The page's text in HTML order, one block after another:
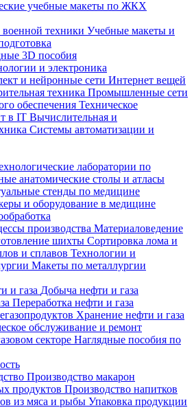
учебные макеты по ЖКХ
техники Учебные макеты и
3D пособия
и электроника
и нейронные сети Интернет вещей
техника Промышленные сети
обеспечения Техническое
в IT Вычислительная и
Системы автоматизации и
лаборатории по
анатомические столы и атласы
стенды по медицине
и оборудование в медицине
производства Материаловедение
шихты Сортировка лома и
и сплавов Технологии и
Макеты по металлургии
и газа Добыча нефти и газа
Переработка нефти и газа
Хранение нефти и газа
обслуживание и ремонт
секторе Наглядные пособия по
Производство макарон
продуктов Производство напитков
из мяса и рыбы Упаковка продукции